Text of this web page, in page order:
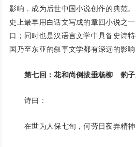
影响，成为后世中国小说创作的典范
史上最早用白话文写成的章回小说之
口；同时也是汉语言文学中具备史诗
国乃至东亚的叙事文学都有深远的影响
第七回：花和尚倒拔垂杨柳 豹子
诗曰：
在世为人保七旬，何劳日夜弄精神